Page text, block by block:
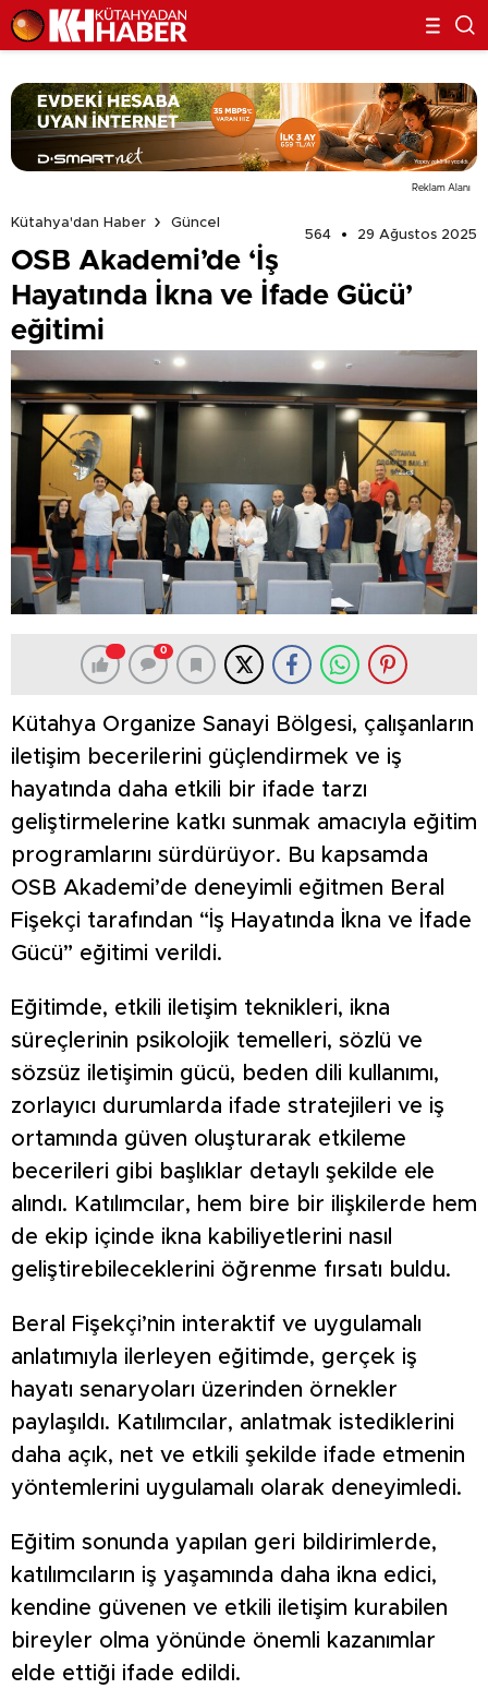
Reklam Alanı
Kütahya'dan Haber
Güncel
564
29 Ağustos 2025
OSB Akademi’de ‘İş
Hayatında İkna ve İfade Gücü’
eğitimi
0
Kütahya Organize Sanayi Bölgesi, çalışanların
iletişim becerilerini güçlendirmek ve iş
hayatında daha etkili bir ifade tarzı
geliştirmelerine katkı sunmak amacıyla eğitim
programlarını sürdürüyor. Bu kapsamda
OSB Akademi’de deneyimli eğitmen Beral
Fişekçi tarafından “İş Hayatında İkna ve İfade
Gücü” eğitimi verildi.
Eğitimde, etkili iletişim teknikleri, ikna
süreçlerinin psikolojik temelleri, sözlü ve
sözsüz iletişimin gücü, beden dili kullanımı,
zorlayıcı durumlarda ifade stratejileri ve iş
ortamında güven oluşturarak etkileme
becerileri gibi başlıklar detaylı şekilde ele
alındı. Katılımcılar, hem bire bir ilişkilerde hem
de ekip içinde ikna kabiliyetlerini nasıl
geliştirebileceklerini öğrenme fırsatı buldu.
Beral Fişekçi’nin interaktif ve uygulamalı
anlatımıyla ilerleyen eğitimde, gerçek iş
hayatı senaryoları üzerinden örnekler
paylaşıldı. Katılımcılar, anlatmak istediklerini
daha açık, net ve etkili şekilde ifade etmenin
yöntemlerini uygulamalı olarak deneyimledi.
Eğitim sonunda yapılan geri bildirimlerde,
katılımcıların iş yaşamında daha ikna edici,
kendine güvenen ve etkili iletişim kurabilen
bireyler olma yönünde önemli kazanımlar
elde ettiği ifade edildi.